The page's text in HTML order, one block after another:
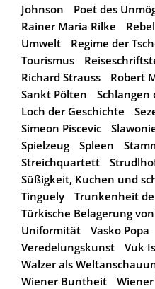
Johnson
Poet des
Rainer Maria Rilke
Umwelt
Regime der
Tourismus
Richard Strauss
Robert
Sankt Pölten
Schlangen
Loch der Geschichte
Simeon Piscevic
Spielzeug
Spleen
Streichquartett
Süßigkeit, Kuchen und
Tinguely
Trunkenheit
Türkische Belagerung
Uniformität
Vasko Popa
Veredelungskunst
Vuk
Walzer als
Wiener Buntheit